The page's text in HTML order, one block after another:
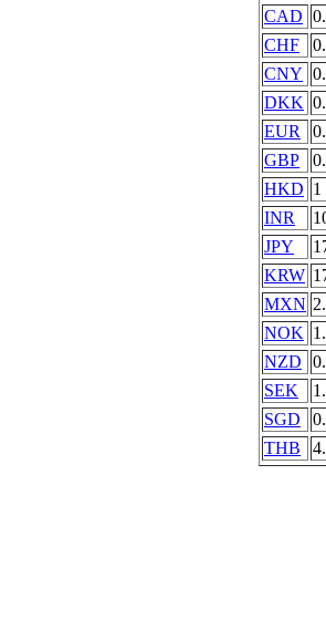
CAD
CHF
CNY
DKK
EUR
GBP
HKD 1
INR
JPY
KRW
MXN
NOK
NZD
SEK
SGD
THB